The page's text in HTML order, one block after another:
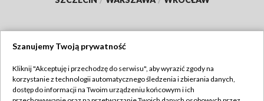
TVP
Szanujemy Twoją prywatność
Kliknij "Akceptuję i przechodzę do serwisu", aby wyrazić zgody na
korzystanie z technologii automatycznego śledzenia i zbierania danych,
dostęp do informacji na Twoim urządzeniu końcowym i ich